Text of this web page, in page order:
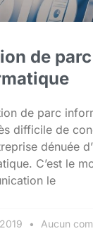
de parc
de parc
difficile de
dénuée
C’est le
le
Aucun